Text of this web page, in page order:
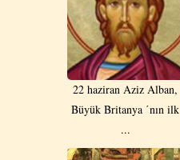
22 haziran Aziz Alban,
Büyük Britanya ΄nın ilk
...